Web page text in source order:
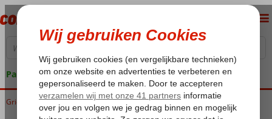
Pakketgarantie
Home
Griekenland Kreta Rethymnon Fly & Go Missiria Appartementen